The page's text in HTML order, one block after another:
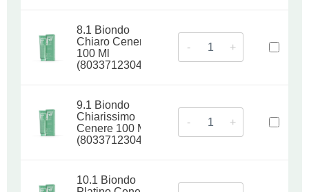
8.1 Biondo
Chiaro Cenere
100 Ml
(8033712304779)
- +
9.1 Biondo
Chiarissimo
Cenere 100 Ml
(8033712304786)
- +
10.1 Biondo